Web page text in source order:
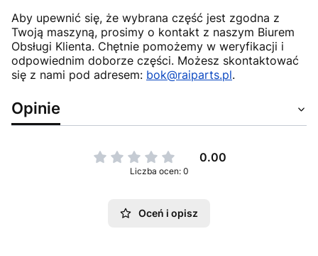
Aby upewnić się, że wybrana część jest zgodna z
Twoją maszyną, prosimy o kontakt z naszym Biurem
Obsługi Klienta. Chętnie pomożemy w weryfikacji i
odpowiednim doborze części. Możesz skontaktować
się z nami pod adresem: bok@raiparts.pl.
Opinie
0.00
Liczba ocen: 0
Oceń i opisz